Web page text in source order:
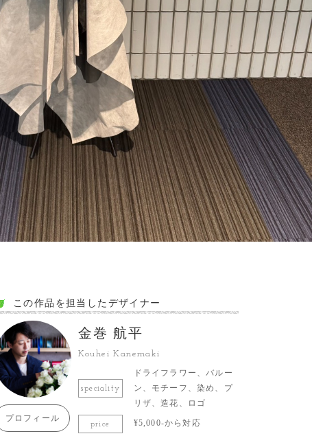
この作品を担当したデザイナー
プロフィール
金巻 航平
Kouhei Kanemaki
speciality
ドライフラワー、バルー
ン、モチーフ、染め、プ
リザ、造花、ロゴ
price ¥5,000-から対応